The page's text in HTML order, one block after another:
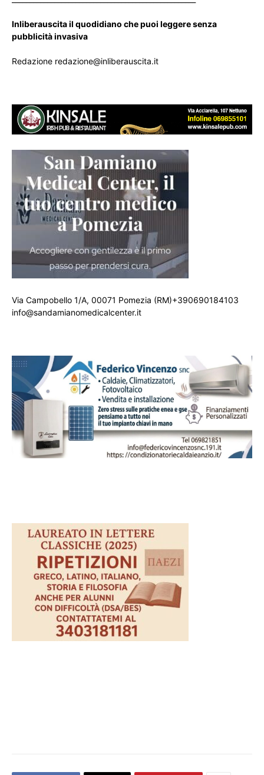
Inliberauscita il quodidiano che puoi leggere senza
pubblicità invasiva
Redazione redazione@inliberauscita.it
Via Campobello 1/A, 00071 Pomezia (RM)+390690184103
info@sandamianomedicalcenter.it